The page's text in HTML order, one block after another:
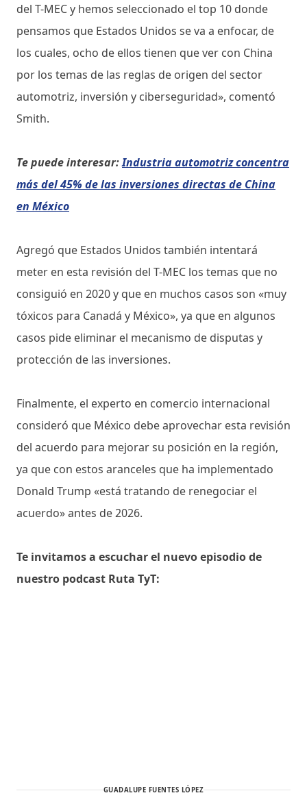
del T-MEC y hemos seleccionado el top 10 donde
pensamos que Estados Unidos se va a enfocar, de
los cuales, ocho de ellos tienen que ver con China
por los temas de las reglas de origen del sector
automotriz, inversión y ciberseguridad», comentó
Smith.
Te puede interesar:Industria automotriz concentra
más del 45% de las inversiones directas de China
en México
Agregó que Estados Unidos también intentará
meter en esta revisión del T-MEC los temas que no
consiguió en 2020 y que en muchos casos son «muy
tóxicos para Canadá y México», ya que en algunos
casos pide eliminar el mecanismo de disputas y
protección de las inversiones.
Finalmente, el experto en comercio internacional
consideró que México debe aprovechar esta revisión
del acuerdo para mejorar su posición en la región,
ya que con estos aranceles que ha implementado
Donald Trump «está tratando de renegociar el
acuerdo» antes de 2026.
Te invitamos a escuchar el nuevo episodio de
nuestro podcast Ruta TyT:
GUADALUPE FUENTES LÓPEZ